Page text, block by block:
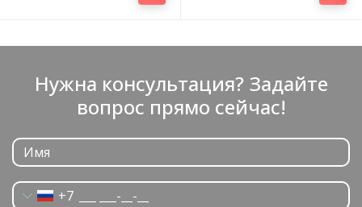
Нужна консультация? Задайте
вопрос прямо сейчас!
+7